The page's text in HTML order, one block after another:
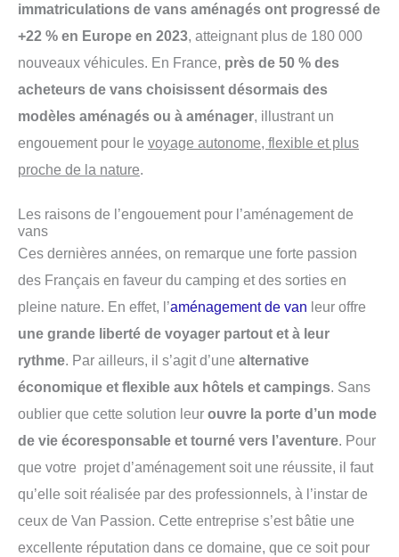
immatriculations de vans aménagés ont progressé de
+22 % en Europe en 2023, atteignant plus de 180 000
nouveaux véhicules. En France, près de 50 % des
acheteurs de vans choisissent désormais des
modèles aménagés ou à aménager, illustrant un
engouement pour le voyage autonome, flexible et plus
proche de la nature.
Les raisons de l’engouement pour l’aménagement de
vans
Ces dernières années, on remarque une forte passion
des Français en faveur du camping et des sorties en
pleine nature. En effet, l’aménagement de van leur offre
une grande liberté de voyager partout et à leur
rythme. Par ailleurs, il s’agit d’une alternative
économique et flexible aux hôtels et campings. Sans
oublier que cette solution leur ouvre la porte d’un mode
de vie écoresponsable et tourné vers l’aventure. Pour
que votre projet d’aménagement soit une réussite, il faut
qu’elle soit réalisée par des professionnels, à l’instar de
ceux de Van Passion. Cette entreprise s’est bâtie une
excellente réputation dans ce domaine, que ce soit pour